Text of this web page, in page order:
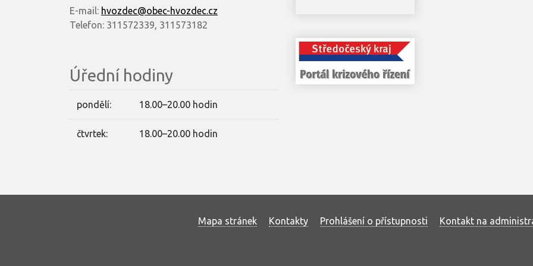
E-mail: hvozdec@obec-hvozdec.cz
Telefon: 311572339, 311573182
Úřední hodiny
pondělí: 18.00–20.00 hodin
čtvrtek: 18.00–20.00 hodin
Mapa stránek Kontakty Prohlášení o přístupnosti Kontakt na